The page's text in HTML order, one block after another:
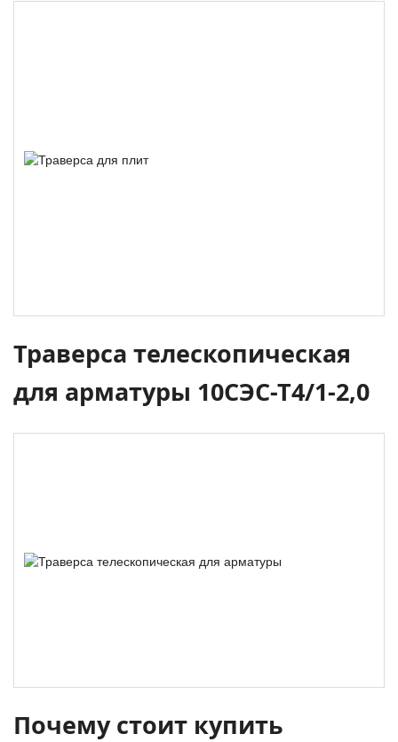
Траверса телескопическая
для арматуры 10СЭС-Т4/1-2,0
Почему стоит купить